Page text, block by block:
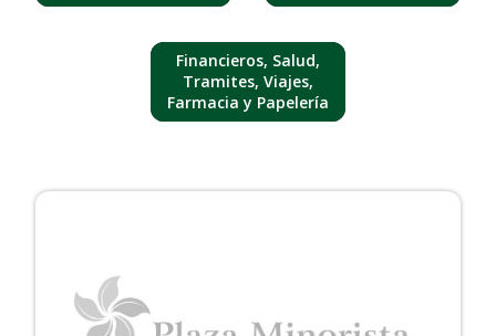
Financieros, Salud,
Tramites, Viajes,
Farmacia y Papelería